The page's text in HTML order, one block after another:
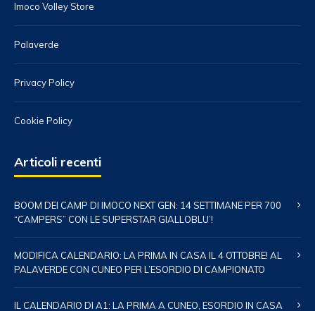
Imoco Volley Store
Palaverde
Privacy Policy
Cookie Policy
Articoli recenti
BOOM DEI CAMP DI IMOCO NEXT GEN: 14 SETTIMANE PER 700
“CAMPERS” CON LE SUPERSTAR GIALLOBLU’!
MODIFICA CALENDARIO: LA PRIMA IN CASA IL 4 OTTOBRE! AL
PALAVERDE CON CUNEO PER L’ESORDIO DI CAMPIONATO
IL CALENDARIO DI A1: LA PRIMA A CUNEO, ESORDIO IN CASA